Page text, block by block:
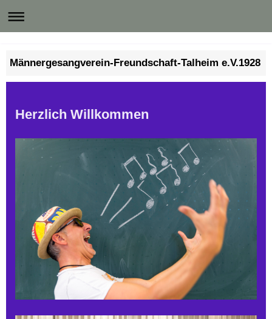
Männergesangverein-Freundschaft-Talheim e.V.1928
Herzlich Willkommen